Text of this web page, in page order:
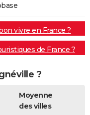
vivre en France ?
de France ?
?
Moyenne
des villes